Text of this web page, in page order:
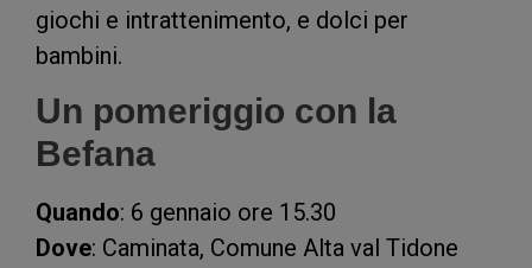
giochi e intrattenimento, e dolci per
bambini.
Un pomeriggio con la
Befana
Quando: 6 gennaio ore 15.30
Dove: Caminata, Comune Alta val Tidone